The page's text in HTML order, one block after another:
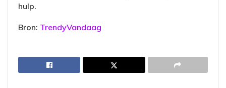
hulp.
Bron: TrendyVandaag